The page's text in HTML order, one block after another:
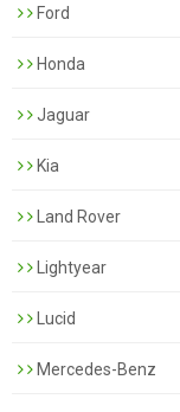
Ford
Honda
Jaguar
Kia
Land Rover
Lightyear
Lucid
Mercedes-Benz